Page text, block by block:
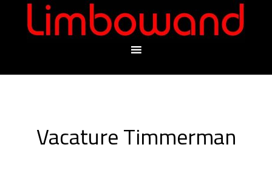
Vacature Timmerman